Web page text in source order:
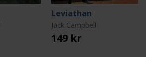
Leviathan
Jack Campbell
149 kr